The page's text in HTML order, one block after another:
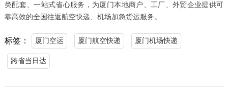
类配套、一站式省心服务，为厦门本地商户、工厂、外贸企业提供可
靠高效的全国往返航空快递、机场加急货运服务。
标签： 厦门空运 厦门航空快递 厦门机场快递
跨省当日达